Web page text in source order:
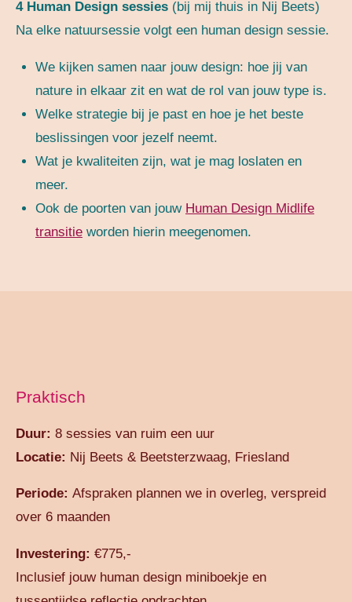
4 Human Design sessies (bij mij thuis in Nij Beets)
Na elke natuursessie volgt een human design sessie.
We kijken samen naar jouw design: hoe jij van
nature in elkaar zit en wat de rol van jouw type is.
Welke strategie bij je past en hoe je het beste
beslissingen voor jezelf neemt.
Wat je kwaliteiten zijn, wat je mag loslaten en
meer.
Ook de poorten van jouw Human Design Midlife
transitie worden hierin meegenomen.
Praktisch
Duur: 8 sessies van ruim een uur
Locatie: Nij Beets & Beetsterzwaag, Friesland
Periode: Afspraken plannen we in overleg, verspreid
over 6 maanden
Investering: €775,-
Inclusief jouw human design miniboekje en